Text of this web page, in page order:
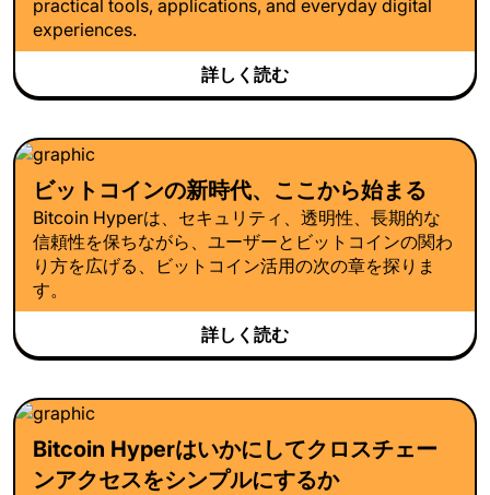
practical tools, applications, and everyday digital
experiences.
詳しく読む
ビットコインの新時代、ここから始まる
Bitcoin Hyperは、セキュリティ、透明性、長期的な
信頼性を保ちながら、ユーザーとビットコインの関わ
り方を広げる、ビットコイン活用の次の章を探りま
す。
詳しく読む
Bitcoin Hyperはいかにしてクロスチェー
ンアクセスをシンプルにするか